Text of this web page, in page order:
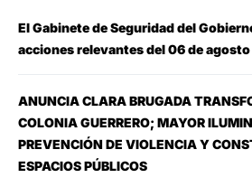
El Gabinete de Seguridad del
acciones relevantes del 06 de
ANUNCIA CLARA BRUGADA
COLONIA GUERRERO; MAYOR
PREVENCIÓN DE VIOLENCIA Y
ESPACIOS PÚBLICOS